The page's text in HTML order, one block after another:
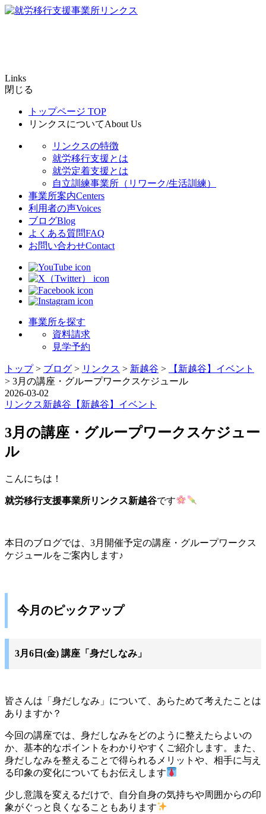
Links
閉じる
トップページ TOP
リンクスについてAbout Us
リンクスの特徴
就労移行支援とは
就労定着支援とは
自立訓練事業所（リワーク/生活訓練）
事業所案内Centers
利用者の声Voices
ブログBlog
よくある質問FAQ
お問い合わせContact
事業所を探す
資料請求
見学予約
トップ> ブログ > リンクス > 新越谷 >
【新越谷】イベント
> 3月の講座・グループワークスケジュール
2026-03-02
リンクス新越谷 【新越谷】イベント
3月の講座・グループワークスケジュー
ル
こんにちは！
就労移行支援事業所リンクス新越谷です
本日のブログでは、3月開催予定の講座・グループワークス
ケジュールをご案内します♪
今月のピックアップ
3月6日(金) 講座「身だしなみ」
皆さんは「身だしなみ」について、あらためて考えたことは
ありますか？
今回の講座では、身だしなみをどのように整えたらよいの
か、基本的なポイントをわかりやすくご紹介します。また、
身だしなみを整えることで得られるメリットや、相手に与え
る印象の変化についてもお伝えします
少し意識を変えるだけで、自分自身の気持ちや周囲からの印
象がぐっと良くなることもあります